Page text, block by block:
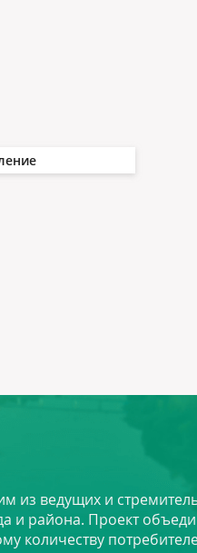
из ведущих и
и района. Проект
количеству